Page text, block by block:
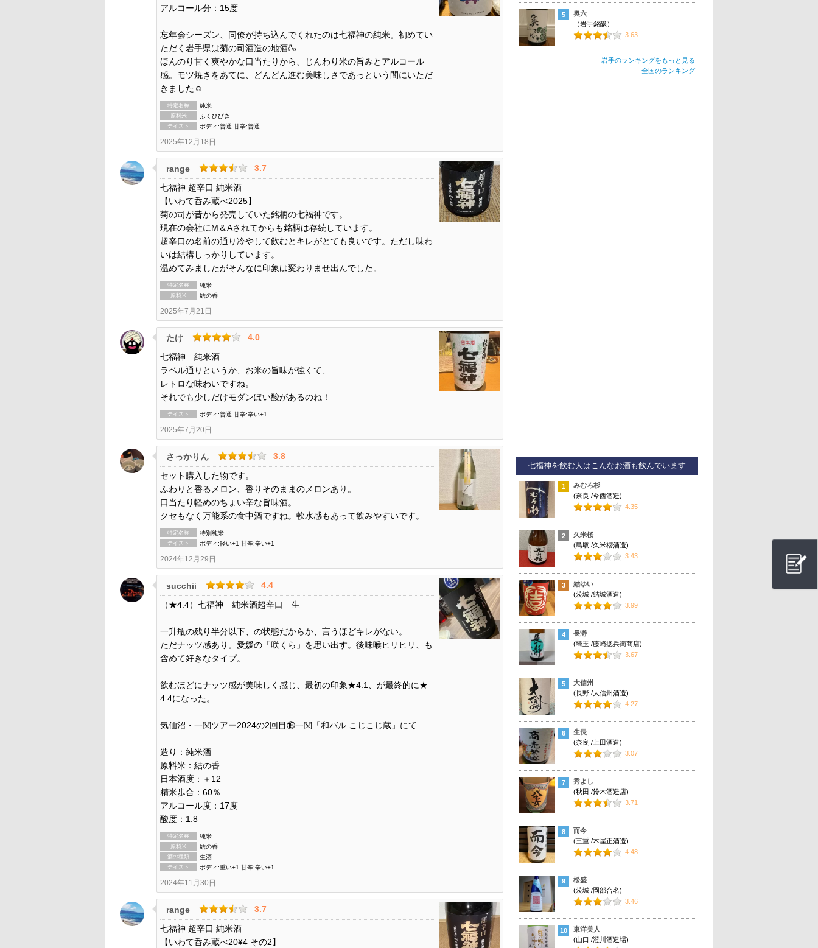
アルコール分：15度
忘年会シーズン、同僚が持ち込んでくれたのは七福神の純米。初めてい
ただく岩手県は菊の司酒造の地酒🍶
ほんのり甘く爽やかな口当たりから、じんわり米の旨みとアルコール
感。モツ焼きをあてに、どんどん進む美味しさであっという間にいただ
きました☺️
特定名称 純米
原料米 ふくひびき
テイスト ボディ:普通 甘辛:普通
2025年12月18日
range
3.7
七福神 超辛口 純米酒
【いわて呑み蔵べ2025】
菊の司が昔から発売していた銘柄の七福神です。
現在の会社にM＆Aされてからも銘柄は存続しています。
超辛口の名前の通り冷やして飲むとキレがとても良いです。ただし味わ
いは結構しっかりしています。
温めてみましたがそんなに印象は変わりませ出んでした。
特定名称 純米
原料米 結の香
2025年7月21日
たけ
4.0
七福神 純米酒
ラベル通りというか、お米の旨味が強くて、
レトロな味わいですね。
それでも少しだけモダンぽい酸があるのね！
テイスト ボディ:普通 甘辛:辛い+1
2025年7月20日
さっかりん
3.8
セット購入した物です。
ふわりと香るメロン、香りそのままのメロンあり。
口当たり軽めのちょい辛な旨味酒。
クセもなく万能系の食中酒ですね。軟水感もあって飲みやすいです。
特定名称 特別純米
テイスト ボディ:軽い+1 甘辛:辛い+1
2024年12月29日
succhii
4.4
（★4.4）七福神 純米酒超辛口 生
一升瓶の残り半分以下、の状態だからか、言うほどキレがない。
ただナッツ感あり。愛媛の「咲くら」を思い出す。後味喉ヒリヒリ、も
含めて好きなタイプ。
飲むほどにナッツ感が美味しく感じ、最初の印象★4.1、が最終的に★
4.4になった。
気仙沼・一関ツアー2024の2回目⑱一関「和バル こじこじ蔵」にて
造り：純米酒
原料米：結の香
日本酒度：＋12
精米歩合：60％
アルコール度：17度
酸度：1.8
特定名称 純米
原料米 結の香
酒の種類 生酒
テイスト ボディ:重い+1 甘辛:辛い+1
2024年11月30日
range
3.7
七福神 超辛口 純米酒
【いわて呑み蔵べ20¥4 その2】
5
奥六
（岩手銘醸）
3.63
岩手のランキングをもっと見る
全国のランキング
七福神を飲む人はこんなお酒も飲んでいます
1
みむろ杉
(奈良 /今西酒造)
4.35
2
久米桜
(鳥取 /久米櫻酒造)
3.43
3
結ゆい
(茨城 /結城酒造)
3.99
4
長瀞
(埼玉 /藤崎摠兵衛商店)
3.67
5
大信州
(長野 /大信州酒造)
4.27
6
生長
(奈良 /上田酒造)
3.07
7
秀よし
(秋田 /鈴木酒造店)
3.71
8
而今
(三重 /木屋正酒造)
4.48
9
松盛
(茨城 /岡部合名)
3.46
10
東洋美人
(山口 /澄川酒造場)